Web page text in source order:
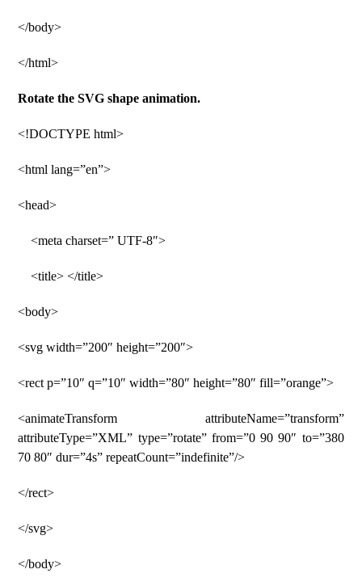
</body>
</html>
Rotate the SVG shape animation.
<!DOCTYPE html>
<html lang=”en”>
<head>
<meta charset=” UTF-8″>
<title> </title>
<body>
<svg width=”200″ height=”200″>
<rect p=”10″ q=”10″ width=”80″ height=”80″ fill=”orange”>
<animateTransform attributeName=”transform”
attributeType=”XML” type=”rotate” from=”0 90 90″ to=”380
70 80″ dur=”4s” repeatCount=”indefinite”/>
</rect>
</svg>
</body>